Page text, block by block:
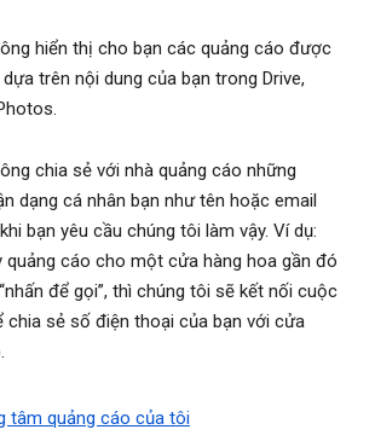
hiển thị cho bạn các quảng cáo được
trên nội dung của bạn trong Drive,
chia sẻ với nhà quảng cáo những
dạng cá nhân bạn như tên hoặc email
bạn yêu cầu chúng tôi làm vậy. Ví dụ:
quảng cáo cho một cửa hàng hoa gần đó
để gọi”, thì chúng tôi sẽ kết nối cuộc
chia sẻ số điện thoại của bạn với cửa
tâm quảng cáo của tôi